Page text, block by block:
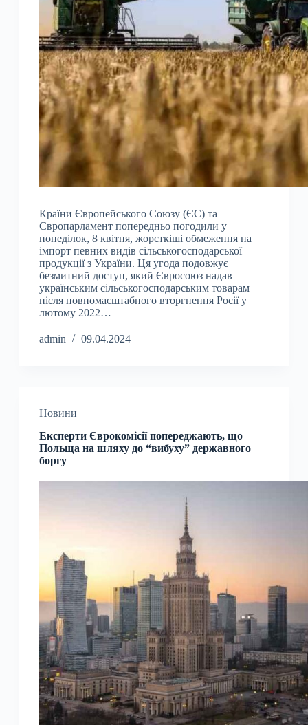
Країни Європейського Союзу (ЄС) та
Європарламент попередньо погодили у
понеділок, 8 квітня, жорсткіші обмеження на
імпорт певних видів сільськогосподарської
продукції з України. Ця угода подовжує
безмитний доступ, який Євросоюз надав
українським сільськогосподарським товарам
після повномасштабного вторгнення Росії у
лютому 2022…
admin 09.04.2024
Новини
Експерти Єврокомісії попереджають, що
Польща на шляху до “вибуху” державного
боргу